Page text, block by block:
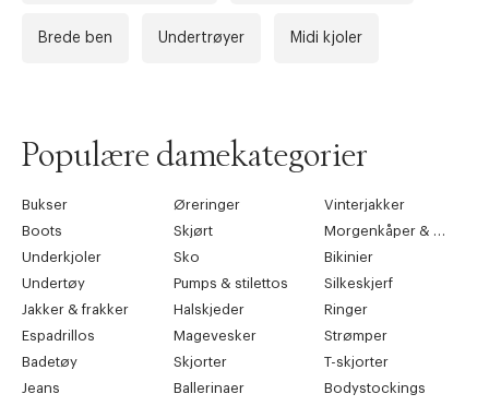
Brede ben Undertrøyer Midi kjoler
Populære damekategorier
Bukser Øreringer
Vinterjakker
Boots
Skjørt
Morgenkåper & kimonoer
Underkjoler
Sko
Bikinier
Undertøy
Pumps & stilettos
Silkeskjerf
Jakker & frakker
Halskjeder
Ringer
Espadrillos
Magevesker
Strømper
Badetøy
Skjorter
T-skjorter
Jeans
Ballerinaer
Bodystockings